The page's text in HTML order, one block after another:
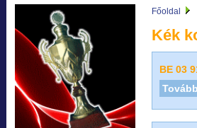
Főoldal
Kék
BE 03